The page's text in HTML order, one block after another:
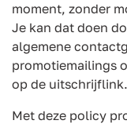
moment, zonder
Je kan dat doen
algemene
promotiemailings
op de uitschrijflink.
Met deze policy